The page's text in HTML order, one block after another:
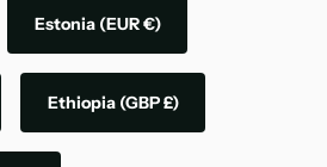
Estonia (EUR €)
Ethiopia (GBP £)